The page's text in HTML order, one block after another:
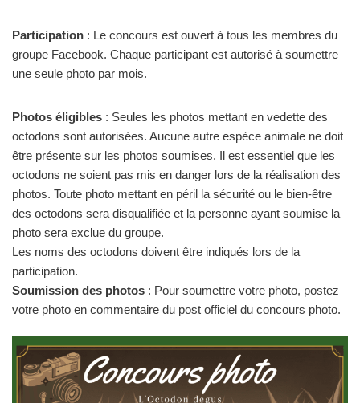
Participation : Le concours est ouvert à tous les membres du
groupe Facebook. Chaque participant est autorisé à soumettre
une seule photo par mois.
Photos éligibles : Seules les photos mettant en vedette des
octodons sont autorisées. Aucune autre espèce animale ne doit
être présente sur les photos soumises. Il est essentiel que les
octodons ne soient pas mis en danger lors de la réalisation des
photos. Toute photo mettant en péril la sécurité ou le bien-être
des octodons sera disqualifiée et la personne ayant soumise la
photo sera exclue du groupe.
Les noms des octodons doivent être indiqués lors de la
participation.
Soumission des photos : Pour soumettre votre photo, postez
votre photo en commentaire du post officiel du concours photo.